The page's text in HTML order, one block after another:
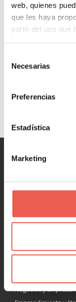
web, quienes
que les haya
partir del uso que
Necesarias
Preferencias
Estadística
Marketing
El marketing es
medida que han
Leer más
Marketing y Ventas
Redes Sociales
Negocios y Empresa